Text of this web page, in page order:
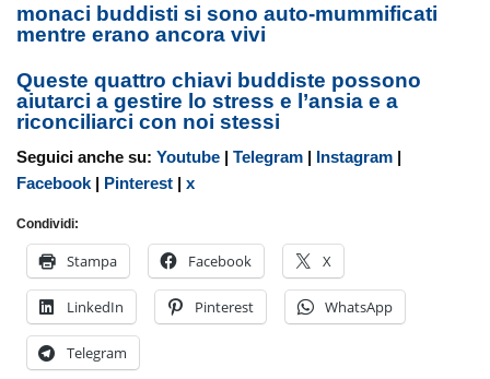
monaci buddisti si sono auto-mummificati
mentre erano ancora vivi
Queste quattro chiavi buddiste possono
aiutarci a gestire lo stress e l’ansia e a
riconciliarci con noi stessi
Seguici anche su:Youtube |Telegram | Instagram |
Facebook | Pinterest |x
Condividi:
Stampa Facebook X
LinkedIn Pinterest WhatsApp
Telegram